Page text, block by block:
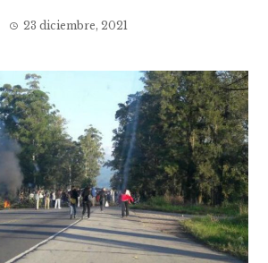
23 diciembre, 2021